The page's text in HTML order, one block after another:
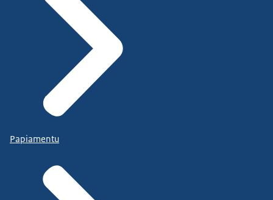
Papiamentu